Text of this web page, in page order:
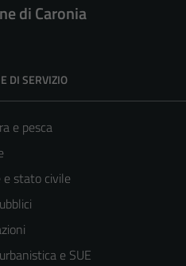
di Caronia
DI SERVIZIO
e pesca
e stato civile
e SUE